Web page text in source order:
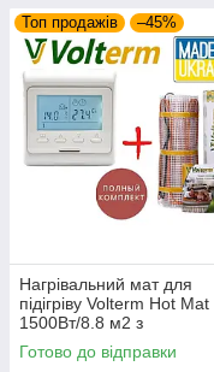
Топ продажів –45%
Нагрівальний мат для
підігріву Volterm Hot Mat
1500Вт/8.8 м2 з
програмованим
терморегулятором E51
Готово до відправки